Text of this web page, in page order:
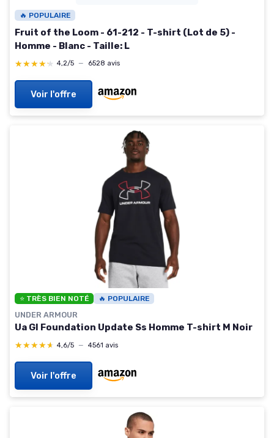
🔥 POPULAIRE
Fruit of the Loom - 61-212 - T-shirt (Lot de 5) -
Homme - Blanc - Taille: L
★★★★★
★★★★★ 4,2/5 — 6528 avis
Voir l'offre
⭐ TRÈS BIEN NOTÉ 🔥 POPULAIRE
UNDER ARMOUR
Ua Gl Foundation Update Ss Homme T-shirt M Noir
★★★★★
★★★★★ 4,6/5 — 4561 avis
Voir l'offre